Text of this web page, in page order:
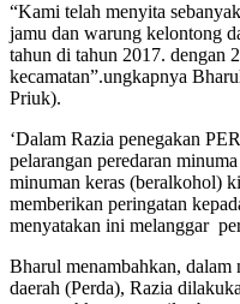
“Kami telah menyita
jamu dan warung kelontong
tahun di tahun 2017. dengan
kecamatan”.ungkapnya
Priuk).
‘Dalam Razia penegakan
pelarangan peredaran
minuman keras (beralkohol)
memberikan peringatan
menyatakan ini melanggar
Bharul menambahkan, dalam
daerah (Perda), Razia